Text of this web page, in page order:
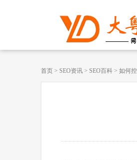
首页 > SEO资讯 > SEO百科 > 如何